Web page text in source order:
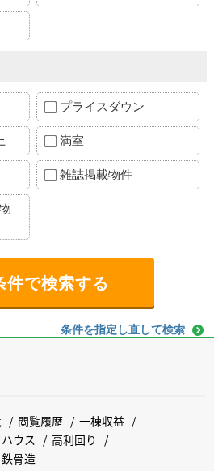
プライスダウン
満室
雑誌掲載物件
条件を指定し直して検索
閲覧履歴
一棟収益
ウス
高利回り
骨造